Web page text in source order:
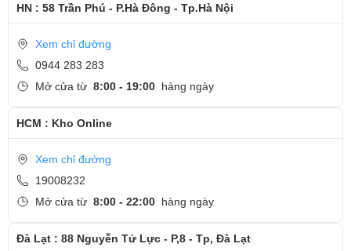
HN : 58 Trần Phú - P.Hà Đông - Tp.Hà Nội
Xem chỉ đường
0944 283 283
Mở cửa từ 8:00 - 19:00 hàng ngày
HCM : Kho Online
Xem chỉ đường
19008232
Mở cửa từ 8:00 - 22:00 hàng ngày
Đà Lạt : 88 Nguyễn Tử Lực - P,8 - Tp, Đà Lạt